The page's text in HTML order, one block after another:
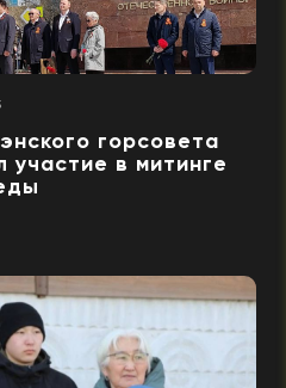
горсовета
участие в митинге